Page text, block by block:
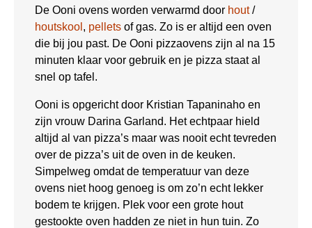
De Ooni ovens worden verwarmd door hout/
houtskool , pellets of gas. Zo is er altijd een oven
die bij jou past. De Ooni pizzaovens zijn al na 15
minuten klaar voor gebruik en je pizza staat al
snel op tafel.
Ooni is opgericht door Kristian Tapaninaho en
zijn vrouw Darina Garland. Het echtpaar hield
altijd al van pizza’s maar was nooit echt tevreden
over de pizza’s uit de oven in de keuken.
Simpelweg omdat de temperatuur van deze
ovens niet hoog genoeg is om zo’n echt lekker
bodem te krijgen. Plek voor een grote hout
gestookte oven hadden ze niet in hun tuin. Zo